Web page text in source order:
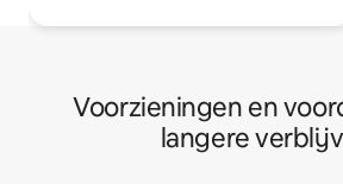
Voorzieningen en
langere